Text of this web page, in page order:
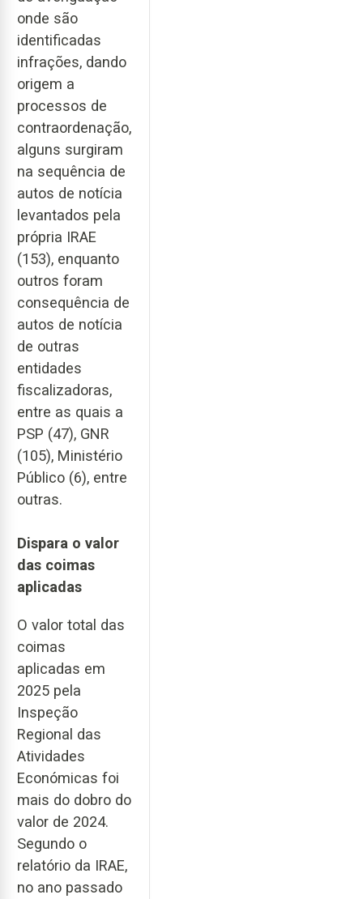
onde são
identificadas
infrações, dando
origem a
processos de
contraordenação,
alguns surgiram
na sequência de
autos de notícia
levantados pela
própria IRAE
(153), enquanto
outros foram
consequência de
autos de notícia
de outras
entidades
fiscalizadoras,
entre as quais a
PSP (47), GNR
(105), Ministério
Público (6), entre
outras.
Dispara o valor
das coimas
aplicadas
O valor total das
coimas
aplicadas em
2025 pela
Inspeção
Regional das
Atividades
Económicas foi
mais do dobro do
valor de 2024.
Segundo o
relatório da IRAE,
no ano passado